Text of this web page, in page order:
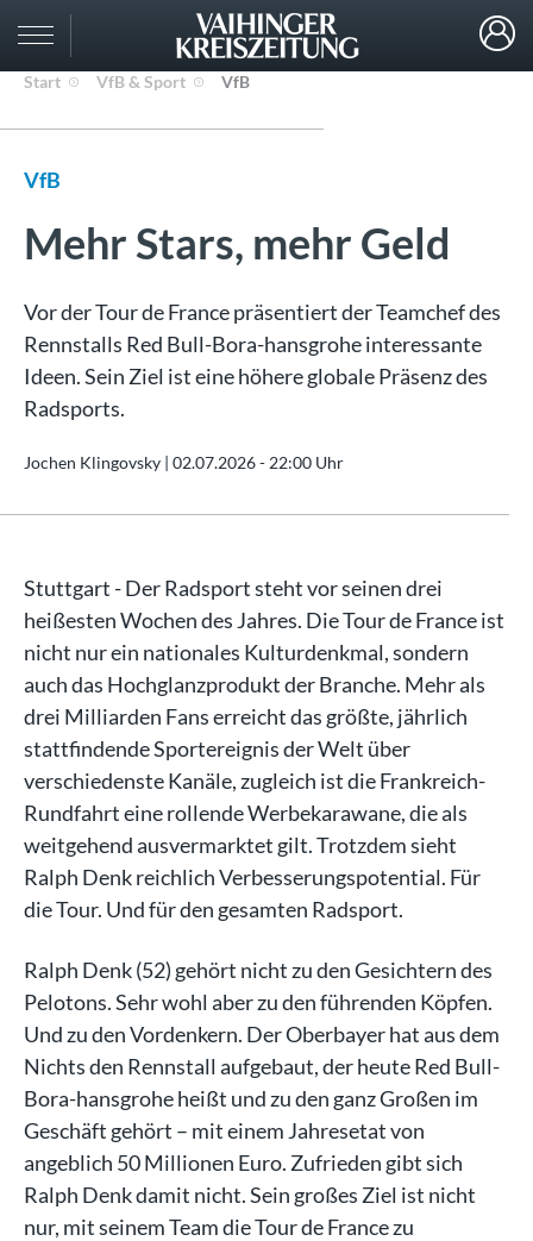
Start VfB & Sport VfB
VfB
Mehr Stars, mehr Geld
Vor der Tour de France präsentiert der Teamchef des
Rennstalls Red Bull-Bora-hansgrohe interessante
Ideen. Sein Ziel ist eine höhere globale Präsenz des
Radsports.
Jochen Klingovsky | 02.07.2026 - 22:00 Uhr
Stuttgart - Der Radsport steht vor seinen drei
heißesten Wochen des Jahres. Die Tour de France ist
nicht nur ein nationales Kulturdenkmal, sondern
auch das Hochglanzprodukt der Branche. Mehr als
drei Milliarden Fans erreicht das größte, jährlich
stattfindende Sportereignis der Welt über
verschiedenste Kanäle, zugleich ist die Frankreich-
Rundfahrt eine rollende Werbekarawane, die als
weitgehend ausvermarktet gilt. Trotzdem sieht
Ralph Denk reichlich Verbesserungspotential. Für
die Tour. Und für den gesamten Radsport.
Ralph Denk (52) gehört nicht zu den Gesichtern des
Pelotons. Sehr wohl aber zu den führenden Köpfen.
Und zu den Vordenkern. Der Oberbayer hat aus dem
Nichts den Rennstall aufgebaut, der heute Red Bull-
Bora-hansgrohe heißt und zu den ganz Großen im
Geschäft gehört – mit einem Jahresetat von
angeblich 50 Millionen Euro. Zufrieden gibt sich
Ralph Denk damit nicht. Sein großes Ziel ist nicht
nur, mit seinem Team die Tour de France zu